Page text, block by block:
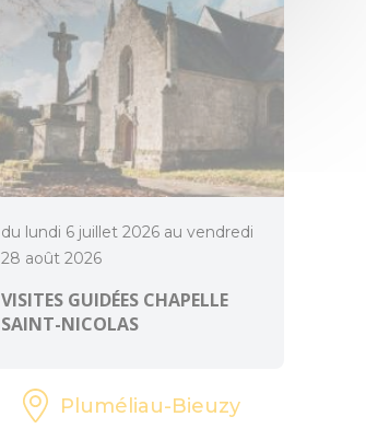
du lundi 6 juillet 2026 au vendredi
28 août 2026
VISITES GUIDÉES CHAPELLE
SAINT-NICOLAS
Pluméliau-Bieuzy